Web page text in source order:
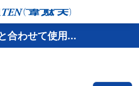
合わせて使用...